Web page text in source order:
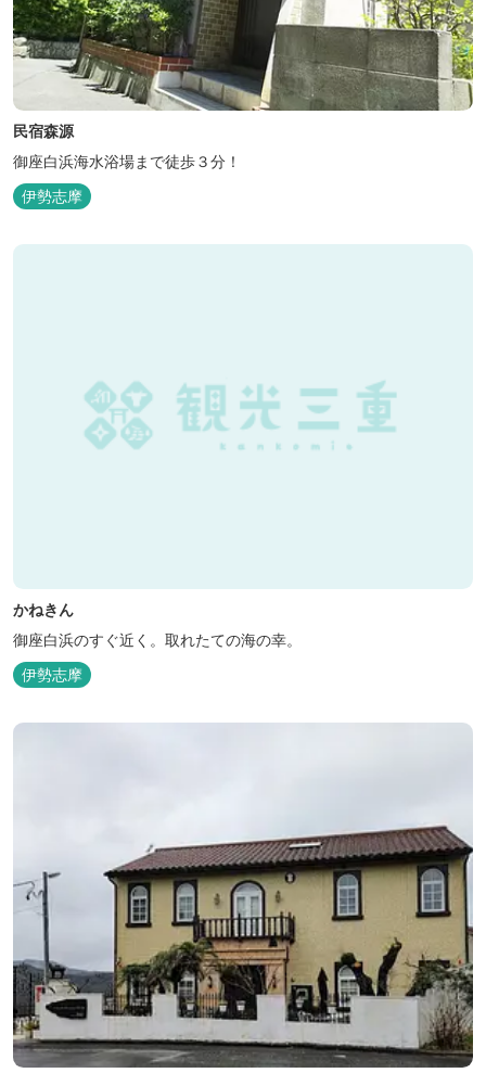
民宿森源
御座白浜海水浴場まで徒歩３分！
伊勢志摩
かねきん
御座白浜のすぐ近く。取れたての海の幸。
伊勢志摩